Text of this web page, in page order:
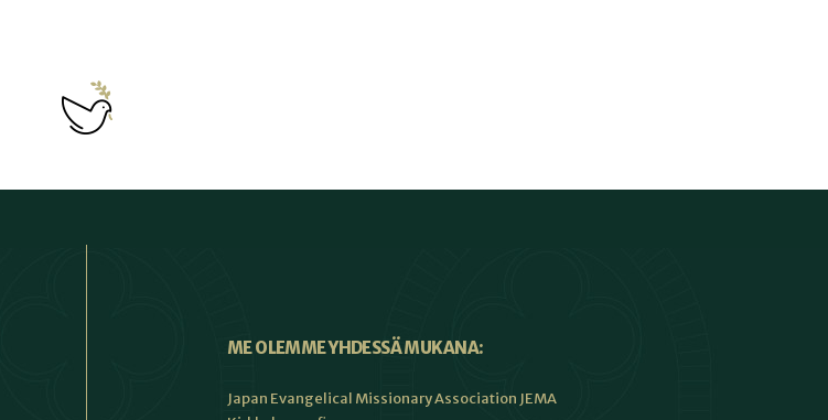
ME OLEMME YHDESSÄ MUKANA:
Japan Evangelical Missionary Association JEMA